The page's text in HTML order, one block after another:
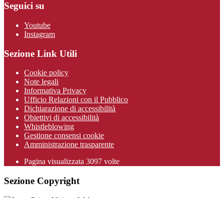
Seguici su
Youtube
Instagram
Sezione Link Utili
Cookie policy
Note legali
Informativa Privacy
Ufficio Relazioni con il Pubblico
Dichiarazione di accessibilità
Obiettivi di accessibilità
Whistleblowing
Gestione consensi cookie
Amministrazione trasparente
Pagina visualizzata 3097 volte
Sezione Copyright